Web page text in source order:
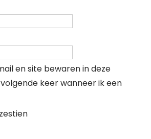
en site bewaren in deze
keer wanneer ik een
zestien